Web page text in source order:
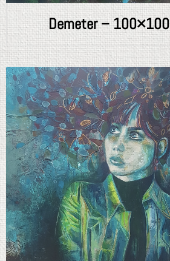
Demeter – 100×100